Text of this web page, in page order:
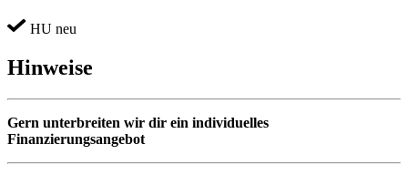
HU neu
Hinweise
Gern unterbreiten wir dir ein individuelles
Finanzierungsangebot